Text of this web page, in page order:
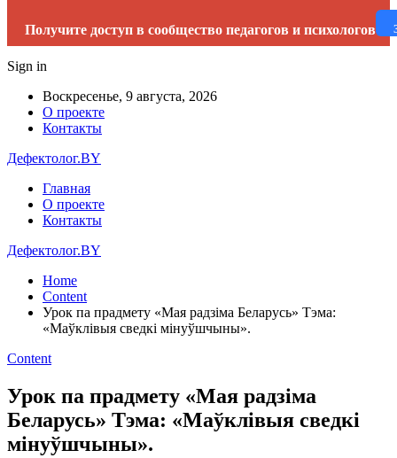
Получите доступ в сообщество педагогов и психологов
Sign in
Воскресенье, 9 августа, 2026
О проекте
Контакты
Дефектолог.BY
Главная
О проекте
Контакты
Дефектолог.BY
Home
Content
Урок па прадмету «Мая радзiма Беларусь» Тэма:
«Маўклівыя сведкi мiнуўшчыны».
Content
Урок па прадмету «Мая радзiма
Беларусь» Тэма: «Маўклівыя сведкi
мiнуўшчыны».